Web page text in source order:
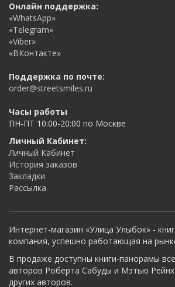
Онлайн поддержка:
«WhatsApp»
«Telegram»
«Viber»
«ВКонтакте»
Поддержка по почте:
order@streetsmiles.ru
Часы работы
ПН-ПТ 10:00-20:00 по Москве
Личный Кабинет:
Личный Кабинет
История заказов
Закладки
Рассылка
Интернет-магазин «Улица Улыбок» -
компания, успешно работающая на
В продаже доступны книги-панорамы
авторов Роберта Сабуды и Мэтью
других авторов.